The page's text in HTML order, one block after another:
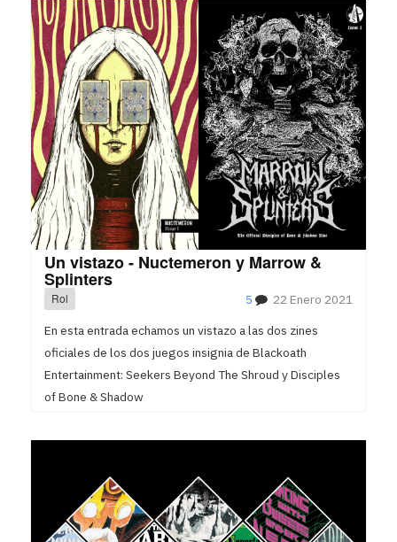
Un vistazo - Nuctemeron y Marrow &
Splinters
Rol 22 Enero 2021
5
En esta entrada echamos un vistazo a las dos zines
oficiales de los dos juegos insignia de Blackoath
Entertainment: Seekers Beyond The Shroud y Disciples
of Bone & Shadow